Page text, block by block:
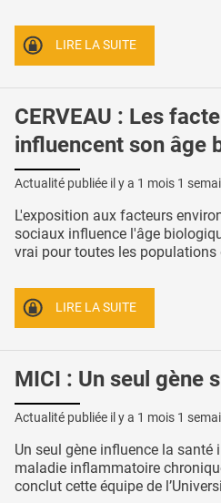
LIRE LA SUITE
CERVEAU : Les
influencent son âge
Actualité publiée il y a 1 mois 1
L'exposition aux facteurs
sociaux influence l'âge
vrai pour toutes les populations
LIRE LA SUITE
MICI : Un seul gène
Actualité publiée il y a 1 mois 1
Un seul gène influence la santé
maladie inflammatoire
conclut cette équipe de